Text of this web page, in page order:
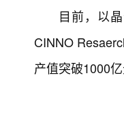
目前，以
CINNO
产值突破1000亿